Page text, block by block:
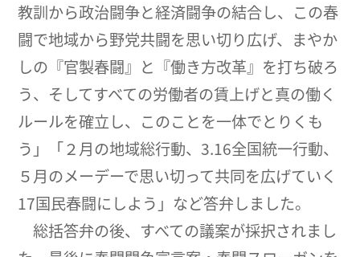
教訓から政治闘争と経済闘争の結合し、この春
闘で地域から野党共闘を思い切り広げ、まやか
しの『官製春闘』と『働き方改革』を打ち破ろ
う、そしてすべての労働者の賃上げと真の働く
ルールを確立し、このことを一体でとりくも
う」「２月の地域総行動、3.16全国統一行動、
５月のメーデーで思い切って共同を広げていく
17国民春闘にしよう」など答弁しました。
総括答弁の後、すべての議案が採択されまし